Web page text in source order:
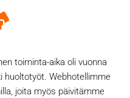
toiminta-aika oli vuonna
huoltotyöt. Webhotellimme
joita myös päivitämme